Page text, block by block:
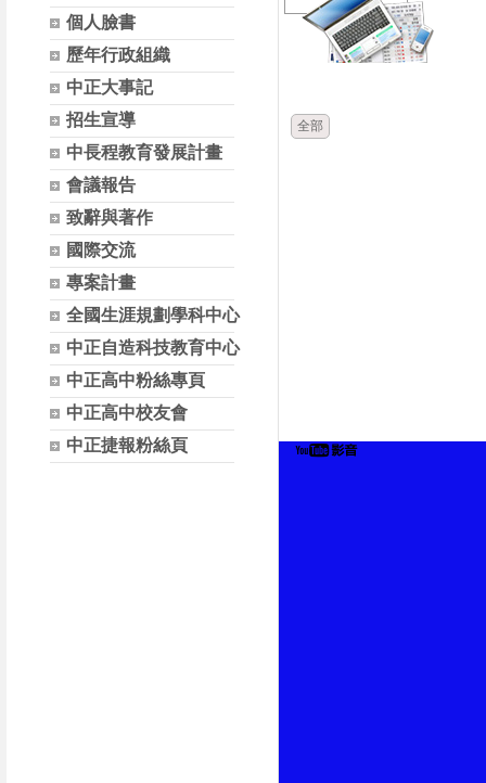
個人臉書
歷年行政組織
中正大事記
招生宣導
中長程教育發展計畫
會議報告
致辭與著作
國際交流
專案計畫
全國生涯規劃學科中心
中正自造科技教育中心
中正高中粉絲專頁
中正高中校友會
中正捷報粉絲頁
全部